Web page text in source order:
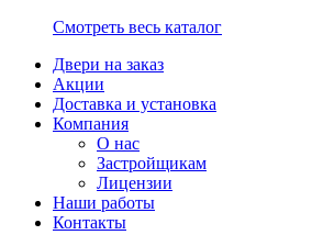
Смотреть весь каталог
Двери на заказ
Акции
Доставка и установка
Компания
О нас
Застройщикам
Лицензии
Наши работы
Контакты